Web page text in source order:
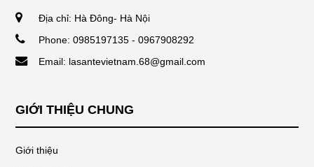
Địa chỉ: Hà Đông- Hà Nội
Phone: 0985197135 - 0967908292
Email: lasantevietnam.68@gmail.com
GIỚI THIỆU CHUNG
Giới thiệu